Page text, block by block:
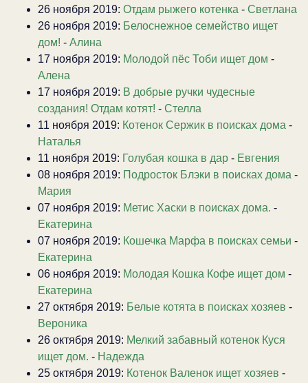
26 ноября 2019: Отдам рыжего котенка - Светлана
26 ноября 2019: Белоснежное семейство ищет
дом! - Алина
17 ноября 2019: Молодой пёс Тоби ищет дом -
Алена
17 ноября 2019: В добрые ручки чудесные
создания! Отдам котят! - Стелла
11 ноября 2019: Котенок Сержик в поисках дома -
Наталья
11 ноября 2019: Голубая кошка в дар - Евгения
08 ноября 2019: Подросток Блэки в поисках дома -
Мария
07 ноября 2019: Метис Хаски в поисках дома. -
Екатерина
07 ноября 2019: Кошечка Марфа в поисках семьи -
Екатерина
06 ноября 2019: Молодая Кошка Кофе ищет дом -
Екатерина
27 октября 2019: Белые котята в поисках хозяев -
Вероника
26 октября 2019: Мелкий забавный котенок Куся
ищет дом. - Надежда
25 октября 2019: Котенок Валенок ищет хозяев -